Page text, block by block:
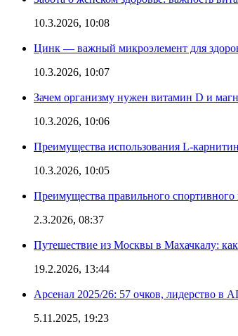
10.3.2026, 10:08
Цинк — важный микроэлемент для
10.3.2026, 10:07
Зачем организму нужен витамин D и
10.3.2026, 10:06
Преимущества использования L-
10.3.2026, 10:05
Преимущества правильного спортивного
2.3.2026, 08:37
Путешествие из Москвы в Махачкалу:
19.2.2026, 13:44
Арсенал 2025/26: 57 очков, лидерство в
5.11.2025, 19:23